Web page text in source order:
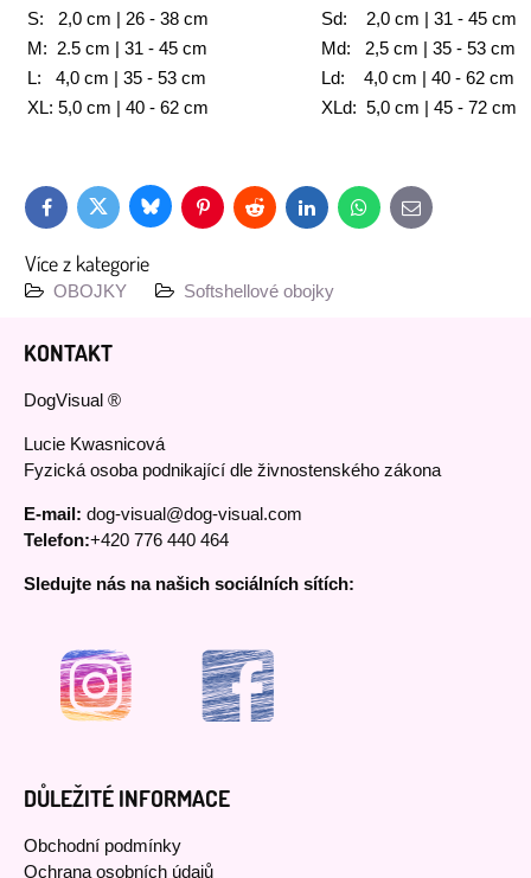
S: 2,0 cm | 26 - 38 cm
Sd: 2,0 cm | 31 - 45 cm
M: 2.5 cm | 31 - 45 cm
Md: 2,5 cm | 35 - 53 cm
L: 4,0 cm | 35 - 53 cm
Ld: 4,0 cm | 40 - 62 cm
XL: 5,0 cm | 40 - 62 cm
XLd: 5,0 cm | 45 - 72 cm
FacebookTwitter BlueskyPinterestReddit LinkedInWhatsApp
E-
mail
Více z kategorie
OBOJKY Softshellové obojky
KONTAKT
DogVisual ®
Lucie Kwasnicová
Fyzická osoba podnikající dle živnostenského zákona
E-mail: dog-visual@dog-visual.com
Telefon:+420 776 440 464
Sledujte nás na našich sociálních sítích:
DŮLEŽITÉ INFORMACE
Obchodní podmínky
Ochrana osobních údajů